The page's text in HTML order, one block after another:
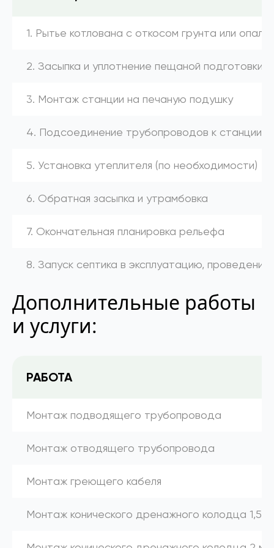
1. Рытье котлована с откосом грунта или
2. Засыпка и уплотнение пещаной подготовки
3. Монтаж станции на печаную подушку
4. Подсоединение трубопроводов к станции
5. Установка утеплителя (по необходимости)
6. Обратная засыпка и утрамбовка
7. Окончательная планировка рельефа
8. Запуск септика в эксплуатацию,
Дополнительные работы
и услуги:
РАБОТА
Монтаж подводящего трубопровода
Монтаж отводящего трубопровода
Монтаж греющего кабеля
Монтаж конического дренажного колодца 1,5 м